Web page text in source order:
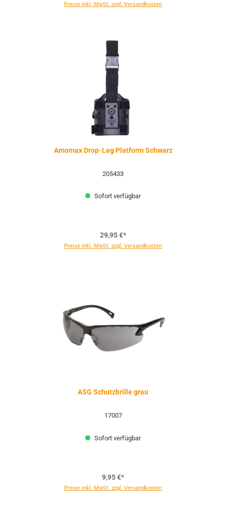
Preise inkl. MwSt. zzgl. Versandkosten
Amomax Drop-Leg Platform Schwarz
205433
Sofort verfügbar
29,95 €*
Preise inkl. MwSt. zzgl. Versandkosten
ASG Schutzbrille grau
17007
Sofort verfügbar
9,95 €*
Preise inkl. MwSt. zzgl. Versandkosten